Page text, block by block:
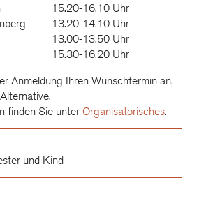
15.20-16.10 Uhr
13.20-14.10 Uhr
13.00-13.50 Uhr
15.30-16.20 Uhr
Anmeldung Ihren Wunschtermin an,
finden Sie unter Organisatorisches.
und Kind